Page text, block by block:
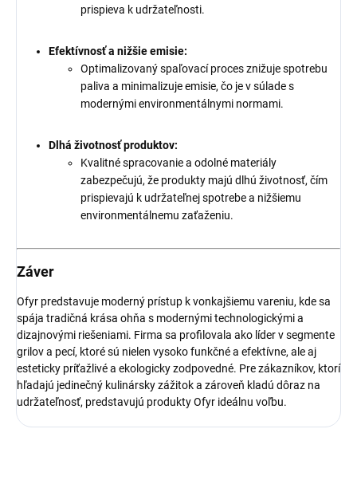
prispieva k udržateľnosti.
Efektívnosť a nižšie emisie:
Optimalizovaný spaľovací proces znižuje spotrebu
paliva a minimalizuje emisie, čo je v súlade s
modernými environmentálnymi normami.
Dlhá životnosť produktov:
Kvalitné spracovanie a odolné materiály
zabezpečujú, že produkty majú dlhú životnosť, čím
prispievajú k udržateľnej spotrebe a nižšiemu
environmentálnemu zaťaženiu.
Záver
Ofyr predstavuje moderný prístup k vonkajšiemu vareniu, kde sa
spája tradičná krása ohňa s modernými technologickými a
dizajnovými riešeniami. Firma sa profilovala ako líder v segmente
grilov a pecí, ktoré sú nielen vysoko funkčné a efektívne, ale aj
esteticky príťažlivé a ekologicky zodpovedné. Pre zákazníkov, ktorí
hľadajú jedinečný kulinársky zážitok a zároveň kladú dôraz na
udržateľnosť, predstavujú produkty Ofyr ideálnu voľbu.